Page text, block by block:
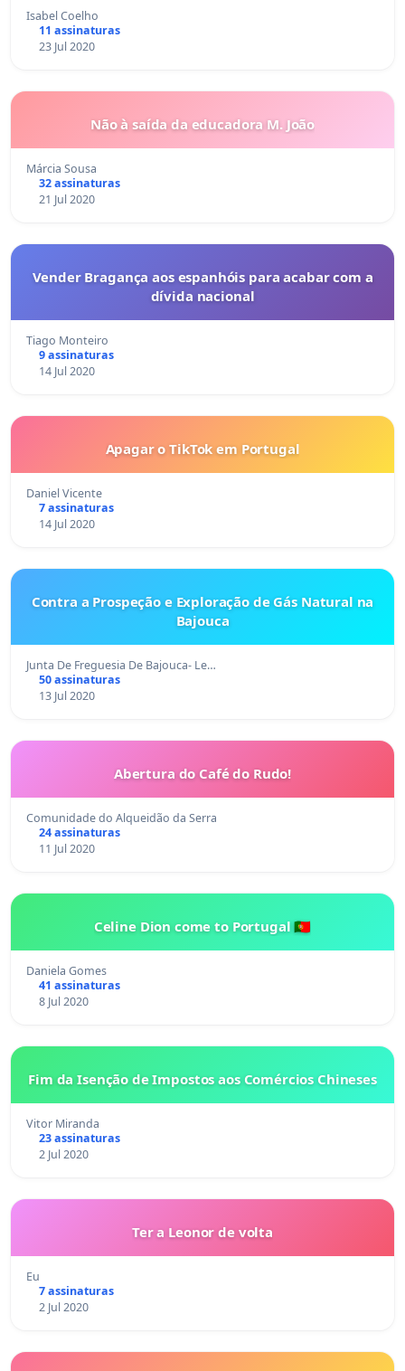
Isabel Coelho
11 assinaturas
23 Jul 2020
Não à saída da educadora M. João
Márcia Sousa
32 assinaturas
21 Jul 2020
Vender Bragança aos espanhóis para acabar com a
dívida nacional
Tiago Monteiro
9 assinaturas
14 Jul 2020
Apagar o TikTok em Portugal
Daniel Vicente
7 assinaturas
14 Jul 2020
Contra a Prospeção e Exploração de Gás Natural na
Bajouca
Junta De Freguesia De Bajouca- Le…
50 assinaturas
13 Jul 2020
Abertura do Café do Rudo!
Comunidade do Alqueidão da Serra
24 assinaturas
11 Jul 2020
Celine Dion come to Portugal 🇵🇹
Daniela Gomes
41 assinaturas
8 Jul 2020
Fim da Isenção de Impostos aos Comércios Chineses
Vitor Miranda
23 assinaturas
2 Jul 2020
Ter a Leonor de volta
Eu
7 assinaturas
2 Jul 2020